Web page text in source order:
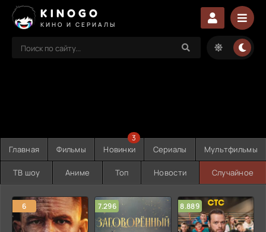
KINOGO
КИНО И СЕРИАЛЫ
Главная Фильмы Новинки
3
Сериалы Мультфильмы
ТВ шоу Аниме Топ Новости Случайное
6 7.296 8.889